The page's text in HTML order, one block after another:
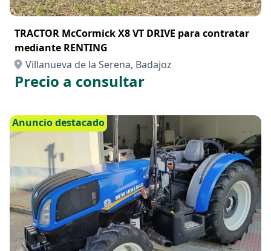
TRACTOR McCormick X8 VT DRIVE para contratar
mediante RENTING
Villanueva de la Serena, Badajoz
Precio a consultar
Anuncio destacado